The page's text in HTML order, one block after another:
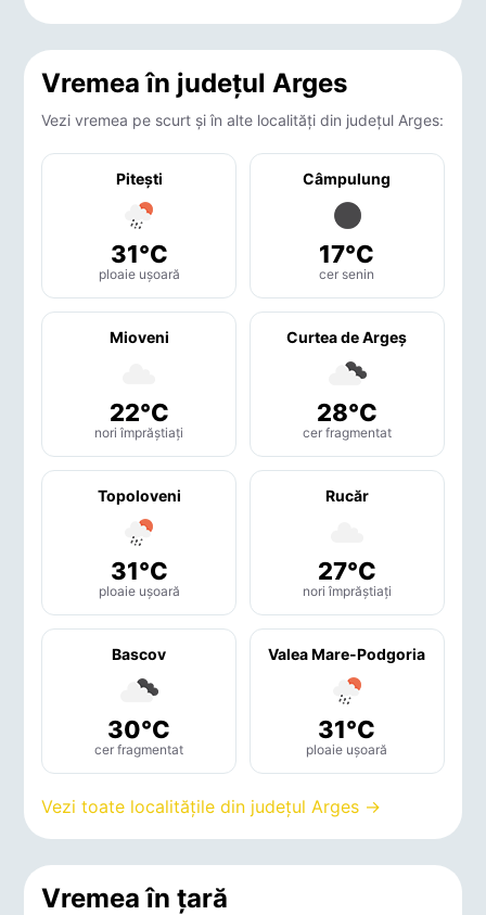
Vremea în județul Arges
Vezi vremea pe scurt și în alte localități din județul Arges:
Piteşti
31°C
ploaie ușoară
Câmpulung
17°C
cer senin
Mioveni
22°C
nori împrăștiați
Curtea de Argeş
28°C
cer fragmentat
Topoloveni
31°C
ploaie ușoară
Rucăr
27°C
nori împrăștiați
Bascov
30°C
cer fragmentat
Valea Mare-Podgoria
31°C
ploaie ușoară
Vezi toate localitățile din județul Arges →
Vremea în țară